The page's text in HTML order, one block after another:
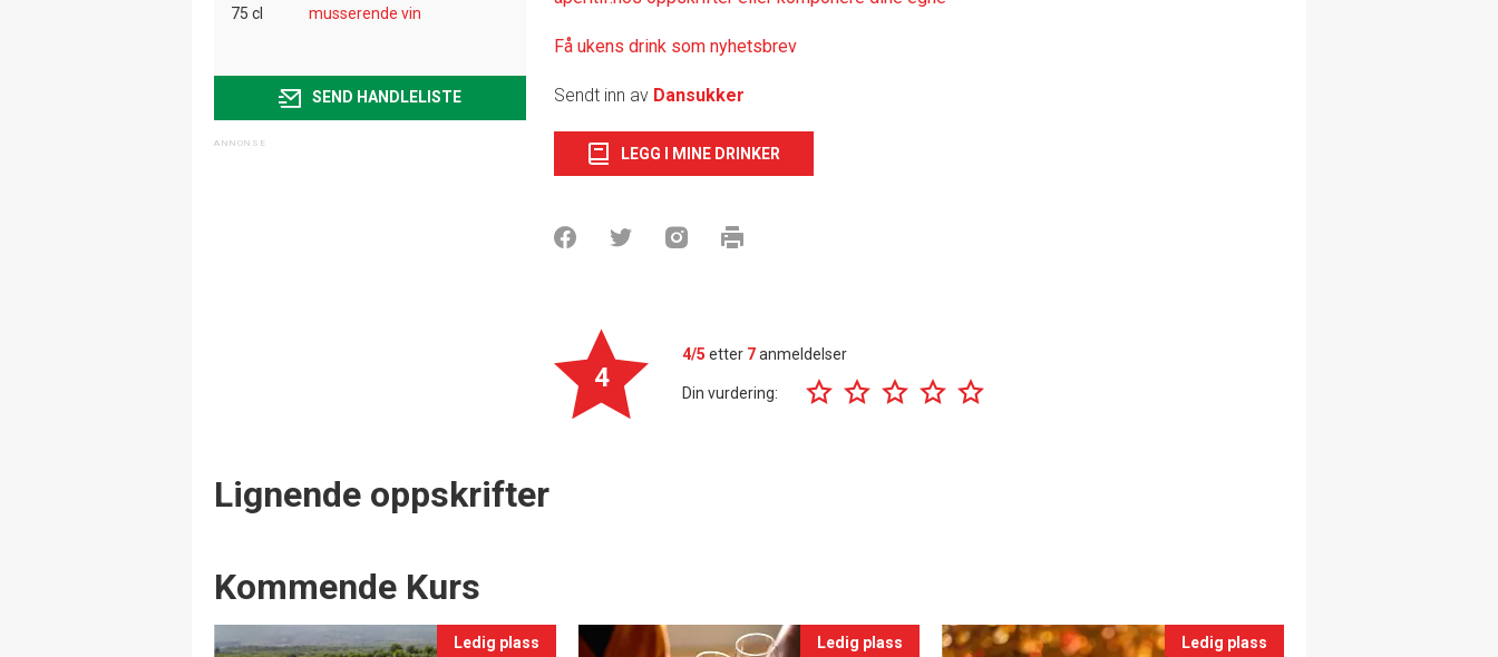
75 cl
musserende vin
SEND HANDLELISTE
Få ukens drink som nyhetsbrev
Sendt inn av Dansukker
LEGG I MINE DRINKER
4
4/5 etter 7anmeldelser
Din vurdering:
Lignende oppskrifter
Events
Kommende Kurs
Ledig plass Ledig plass Ledig plass